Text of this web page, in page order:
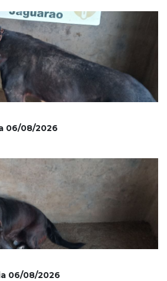
06/08/2026
06/08/2026